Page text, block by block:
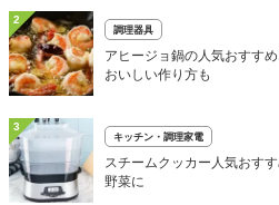
2
調理器具
アヒージョ鍋の人気おすす
おいしい作り方も
3
キッチン・調理家電
スチームクッカー人気おす
野菜に